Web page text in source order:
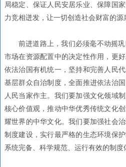
局稳定、保证人民安居乐业、保障国
力竞相迸发，让一切创造社会财富的
前进道路上，我们必须毫不动摇
市场在资源配置中的决定性作用，更
依法治国有机统一，坚持和完善人民
基层群众自治制度，全面推进依法治
人民当家作主。我们要加强文化领域
核心价值观，推动中华优秀传统文化
耀世界的中华文化。我们要加强社会
制度建设，实行最严格的生态环境保
系统完备、科学规范、运行有效的制